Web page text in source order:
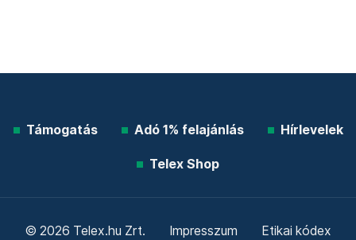
Támogatás Adó 1% felajánlás Hírlevelek
Telex Shop
© 2026 Telex.hu Zrt. Impresszum Etikai kódex